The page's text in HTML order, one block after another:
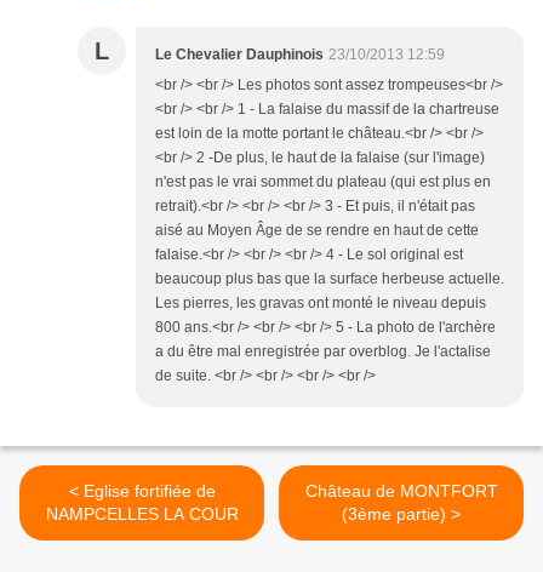
L Le Chevalier Dauphinois 23/10/2013 12:59
<br /> <br /> Les photos sont assez trompeuses<br />
<br /> <br /> 1 - La falaise du massif de la chartreuse
est loin de la motte portant le château.<br /> <br />
<br /> 2 -De plus, le haut de la falaise (sur l'image)
n'est pas le vrai sommet du plateau (qui est plus en
retrait).<br /> <br /> <br /> 3 - Et puis, il n'était pas
aisé au Moyen Âge de se rendre en haut de cette
falaise.<br /> <br /> <br /> 4 - Le sol original est
beaucoup plus bas que la surface herbeuse actuelle.
Les pierres, les gravas ont monté le niveau depuis
800 ans.<br /> <br /> <br /> 5 - La photo de l'archère
a du être mal enregistrée par overblog. Je l'actalise
de suite. <br /> <br /> <br /> <br />
< Eglise fortifiée de
NAMPCELLES LA COUR
Château de MONTFORT
(3ème partie) >